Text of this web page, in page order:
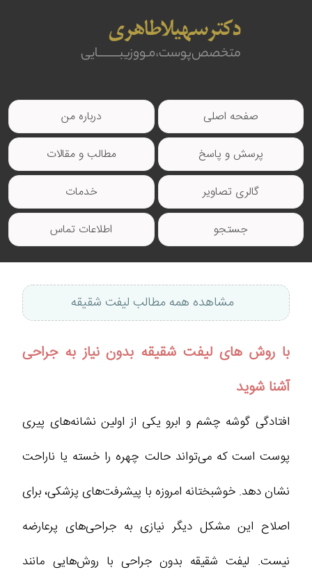
صفحه اصلی درباره من
پرسش و پاسخ مطالب و مقالات
گالری تصاویر خدمات
جستجو اطلاعات تماس
مشاهده همه مطالب لیفت شقیقه
با روش های لیفت شقیقه بدون نیاز به جراحی
آشنا شوید
افتادگی گوشه چشم و ابرو یکی از اولین نشانه‌های پیری
پوست است که می‌تواند حالت چهره را خسته یا ناراحت
نشان دهد. خوشبختانه امروزه با پیشرفت‌های پزشکی، برای
اصلاح این مشکل دیگر نیازی به جراحی‌های پرعارضه
نیست. لیفت شقیقه بدون جراحی با روش‌هایی مانند